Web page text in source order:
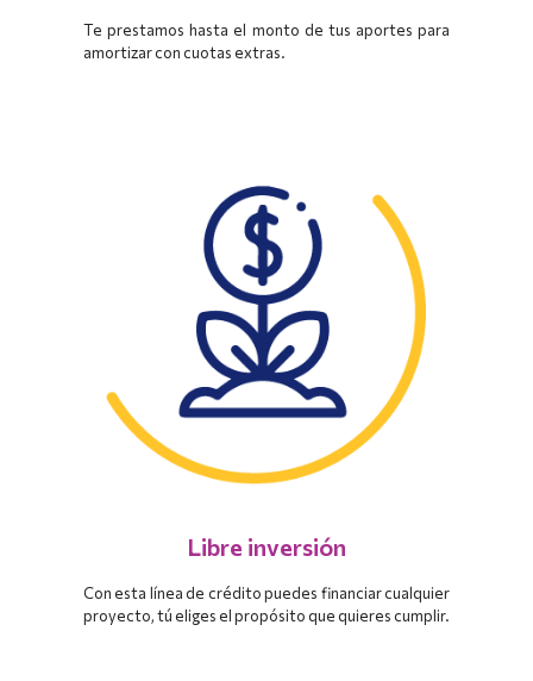
Te prestamos hasta el monto de tus aportes para
amortizar con cuotas extras.
Libre inversión
Con esta línea de crédito puedes financiar cualquier
proyecto, tú eliges el propósito que quieres cumplir.